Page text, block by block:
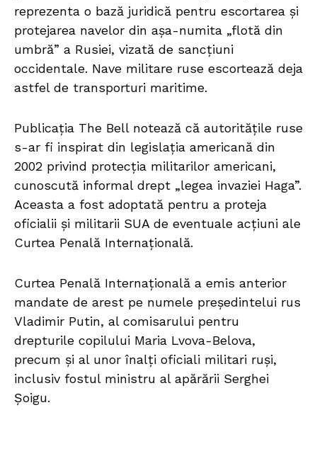
reprezenta o bază juridică pentru escortarea și
protejarea navelor din așa-numita „flotă din
umbră” a Rusiei, vizată de sancțiuni
occidentale. Nave militare ruse escortează deja
astfel de transporturi maritime.
Publicația The Bell notează că autoritățile ruse
s-ar fi inspirat din legislația americană din
2002 privind protecția militarilor americani,
cunoscută informal drept „legea invaziei Haga”.
Aceasta a fost adoptată pentru a proteja
oficialii și militarii SUA de eventuale acțiuni ale
Curtea Penală Internațională.
Curtea Penală Internațională a emis anterior
mandate de arest pe numele președintelui rus
Vladimir Putin, al comisarului pentru
drepturile copilului Maria Lvova-Belova,
precum și al unor înalți oficiali militari ruși,
inclusiv fostul ministru al apărării Serghei
Șoigu.